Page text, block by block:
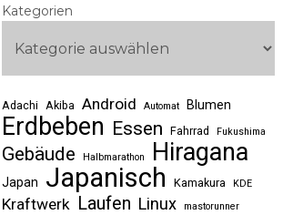
Kategorien
Adachi Akiba Android Automat Blumen
Erdbeben Essen Fahrrad Fukushima
Gebäude Halbmarathon Hiragana
Japan Japanisch Kamakura KDE
Kraftwerk Laufen Linux mastorunner